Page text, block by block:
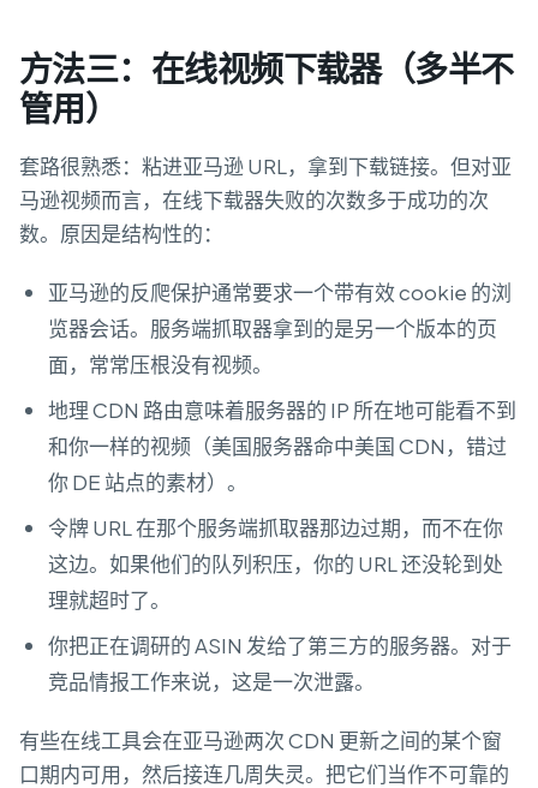
方法三：在线视频下载器（多半不
管用）
套路很熟悉：粘进亚马逊 URL，拿到下载链接。但对亚
马逊视频而言，在线下载器失败的次数多于成功的次
数。原因是结构性的：
亚马逊的反爬保护通常要求一个带有效 cookie 的浏
览器会话。服务端抓取器拿到的是另一个版本的页
面，常常压根没有视频。
地理 CDN 路由意味着服务器的 IP 所在地可能看不到
和你一样的视频（美国服务器命中美国 CDN，错过
你 DE 站点的素材）。
令牌 URL 在那个服务端抓取器那边过期，而不在你
这边。如果他们的队列积压，你的 URL 还没轮到处
理就超时了。
你把正在调研的 ASIN 发给了第三方的服务器。对于
竞品情报工作来说，这是一次泄露。
有些在线工具会在亚马逊两次 CDN 更新之间的某个窗
口期内可用，然后接连几周失灵。把它们当作不可靠的